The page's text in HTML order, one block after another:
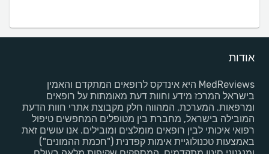
אודות
MedReviews היא אינדקס לרופאים המתקדם והאמין
בישראל המרכז מידע וחוות דעת מאומתות על רופאים
ומרפאות. המערכת, המהווה חלק מקבוצת אתרי חוות הדעת
המובילה בישראל, מחברת בין מטופלים המחפשים טיפול
רפואי איכותי לבין רופאים מומלצים ומובילים. אנו עושים זאת
באמצעות טכנולוגיית אימות קפדנית ("חכמת ההמונים")